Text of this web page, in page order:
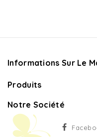
Informations Sur Le
Produits
Notre Société